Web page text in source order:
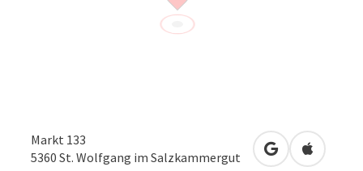
Markt 133
5360 St. Wolfgang im Salzkammergut in Googlein Apple